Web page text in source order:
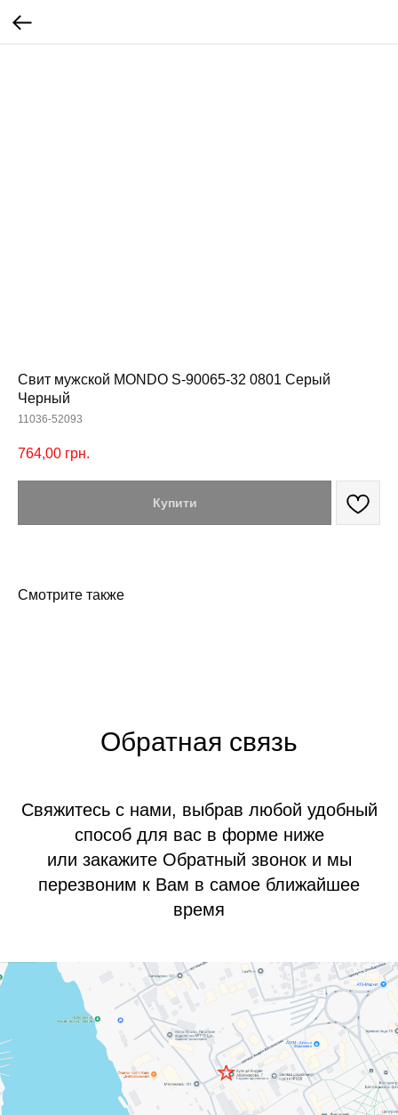
Свит мужской MONDO S-90065-32 0801 Серый
Черный
11036-52093
764,00 грн.
Купити
Смотрите также
Обратная связь
Свяжитесь с нами, выбрав любой удобный
способ для вас в форме ниже
или закажите Обратный звонок и мы
перезвоним к Вам в самое ближайшее
время